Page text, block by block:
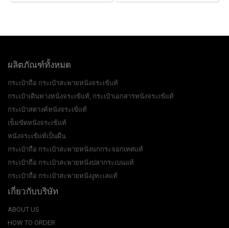
ผลิตภัณฑ์ทั้งหมด
กระเป๋าถือ กระเป๋าสะพายหนังจระเข้แท้
กระเป๋าเดินทางหนังจระเข้แท้, กระเป๋าเอกสารหนังจระเข้แท้
กระเป๋าสตางค์หนังจระเข้แท้
เข็มขัดหนังจระเข้แท้
หนังจระเข้แท้เป็นผืน
กระเป๋าถือ กระเป๋าสะพายหนังนกกระจอกเทศแท้
กระเป๋าถือ กระเป๋าสะพายหนังปลากระเบนแท้
กระเป๋าถือ กระเป๋าสะพายหนังงูทะเลแท้
เกี่ยวกับบริษัท
ABOUT US
HOW TO ORDER